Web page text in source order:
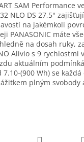
SAM Performance
NLO DS 27,5"
na jakémkoli
PANASONIC máte
na dosah ruky,
Alivio s 9 rychlostmi
aktuálním
(900 Wh) se každá
plným svobody